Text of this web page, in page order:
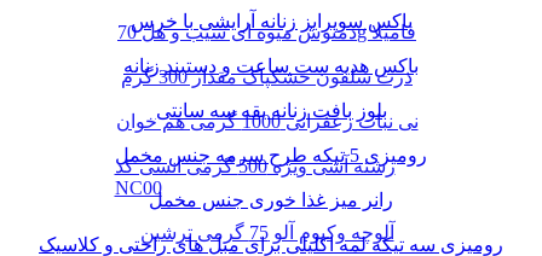
دمنوش میوه ای سیب و هل 70g فامیلا
ذرت سلفون خشکپاک مقدار 300 گرم
نی نبات زعفرانی 1000 گرمی هم خوان
رشته آشی ویژه 500 گرمی انسی کد
NC00
آلوچه وکیوم آلو 75 گرمی ترشین
باکس سوپرایز زنانه آرایشی با خرس
باکس هدیه ست ساعت و دستبند زنانه
بلوز بافت زنانه یقه سه سانتی
رومیزی 5 تیکه طرح سرمه جنس مخمل
رانر میز غذا خوری جنس مخمل
رومیزی سه تیکه لمه اکلیلی برای مبل های راحتی و کلاسیک